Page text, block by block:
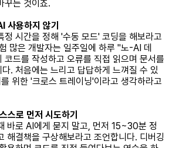
꾸는 것이죠.
사용하지 않기
정 시간을 정해 '수동 모드' 코딩을 해보라고
많은 개발자는 일주일에 하루 "노-AI 데
코드를 작성하고 오류를 직접 읽으며 문서를
. 처음에는 느리고 답답하게 느껴질 수 있
위한 '크로스 트레이닝'이라고 생각하라고
스로 먼저 시도하기
바로 AI에게 묻지 말고, 먼저 15~30분 정
해결책을 구상해보라고 조언합니다. 디버깅